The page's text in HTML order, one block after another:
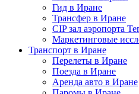
Гид в Иране
Трансфер в Иране
CIP зал аэропорта
Маркетинговые
Транспорт в Иране
Перелеты в Иране
Поезда в Иране
Аренда авто в Иране